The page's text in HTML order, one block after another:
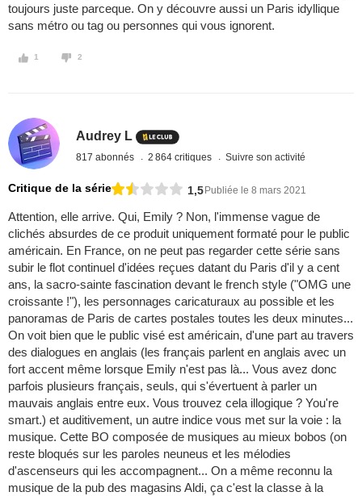
toujours juste parceque. On y découvre aussi un Paris idyllique
sans métro ou tag ou personnes qui vous ignorent.
1 2
Audrey L
817 abonnés 2 864 critiques Suivre son activité
Critique de la série 1,5Publiée le 8 mars 2021
Attention, elle arrive. Qui, Emily ? Non, l'immense vague de
clichés absurdes de ce produit uniquement formaté pour le public
américain. En France, on ne peut pas regarder cette série sans
subir le flot continuel d'idées reçues datant du Paris d'il y a cent
ans, la sacro-sainte fascination devant le french style ("OMG une
croissante !"), les personnages caricaturaux au possible et les
panoramas de Paris de cartes postales toutes les deux minutes...
On voit bien que le public visé est américain, d'une part au travers
des dialogues en anglais (les français parlent en anglais avec un
fort accent même lorsque Emily n'est pas là... Vous avez donc
parfois plusieurs français, seuls, qui s'évertuent à parler un
mauvais anglais entre eux. Vous trouvez cela illogique ? You're
smart.) et auditivement, un autre indice vous met sur la voie : la
musique. Cette BO composée de musiques au mieux bobos (on
reste bloqués sur les paroles neuneus et les mélodies
d'ascenseurs qui les accompagnent... On a même reconnu la
musique de la pub des magasins Aldi, ça c'est la classe à la